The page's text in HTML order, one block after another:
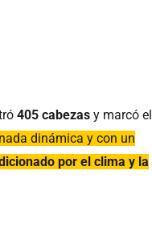
405 cabezas y marcó el
dinámica y con un
por el clima y la